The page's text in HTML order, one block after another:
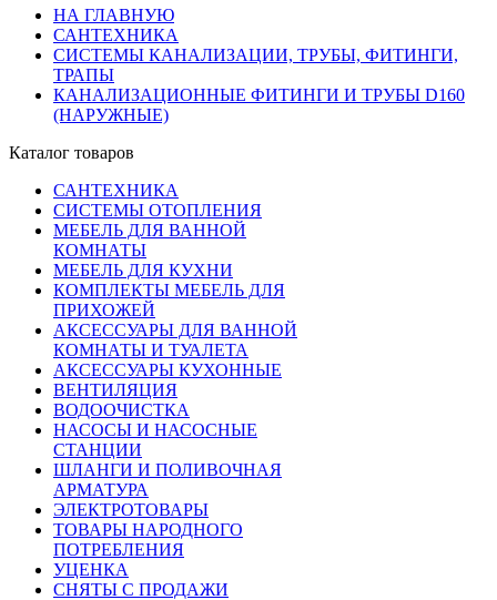
НА ГЛАВНУЮ
САНТЕХНИКА
СИСТЕМЫ КАНАЛИЗАЦИИ, ТРУБЫ, ФИТИНГИ,
ТРАПЫ
КАНАЛИЗАЦИОННЫЕ ФИТИНГИ И ТРУБЫ D160
(НАРУЖНЫЕ)
Каталог товаров
САНТЕХНИКА
СИСТЕМЫ ОТОПЛЕНИЯ
МЕБЕЛЬ ДЛЯ ВАННОЙ
КОМНАТЫ
МЕБЕЛЬ ДЛЯ КУХНИ
КОМПЛЕКТЫ МЕБЕЛЬ ДЛЯ
ПРИХОЖЕЙ
АКСЕССУАРЫ ДЛЯ ВАННОЙ
КОМНАТЫ И ТУАЛЕТА
АКСЕССУАРЫ КУХОННЫЕ
ВЕНТИЛЯЦИЯ
ВОДООЧИСТКА
НАСОСЫ И НАСОСНЫЕ
СТАНЦИИ
ШЛАНГИ И ПОЛИВОЧНАЯ
АРМАТУРА
ЭЛЕКТРОТОВАРЫ
ТОВАРЫ НАРОДНОГО
ПОТРЕБЛЕНИЯ
УЦЕНКА
СНЯТЫ С ПРОДАЖИ